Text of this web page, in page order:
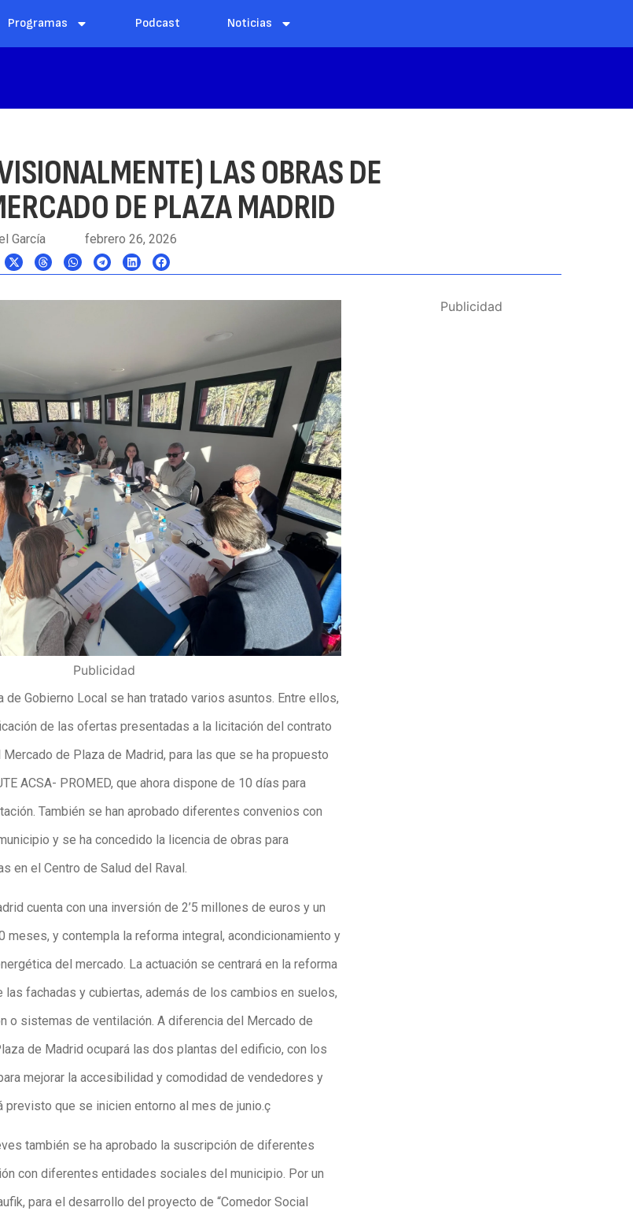
Programas Podcast Noticias
LAS OBRAS DE
DE PLAZA MADRID
García febrero 26, 2026
Publicidad
de Gobierno Local se han tratado varios asuntos. Entre ellos,
de las ofertas presentadas a la licitación del contrato
de Plaza de Madrid, para las que se ha propuesto
ACSA- PROMED, que ahora dispone de 10 días para
También se han aprobado diferentes convenios con
y se ha concedido la licencia de obras para
en el Centro de Salud del Raval.
cuenta con una inversión de 2’5 millones de euros y un
meses, y contempla la reforma integral, acondicionamiento y
del mercado. La actuación se centrará en la reforma
las fachadas y cubiertas, además de los cambios en suelos,
o sistemas de ventilación. A diferencia del Mercado de
de Madrid ocupará las dos plantas del edificio, con los
mejorar la accesibilidad y comodidad de vendedores y
que se inicien entorno al mes de junio.ç
también se ha aprobado la suscripción de diferentes
con diferentes entidades sociales del municipio. Por un
para el desarrollo del proyecto de “Comedor Social
Publicidad